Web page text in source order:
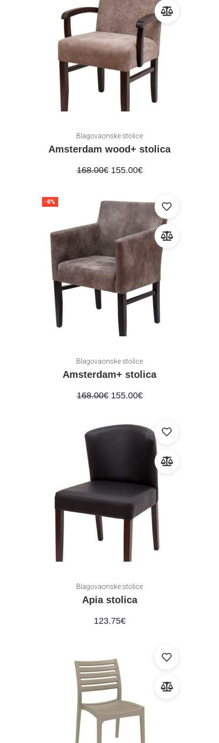
Blagovaonske stolice
Amsterdam wood+ stolica
168.00€ 155.00€
-8%
Blagovaonske stolice
Amsterdam+ stolica
168.00€ 155.00€
Blagovaonske stolice
Apia stolica
123.75€